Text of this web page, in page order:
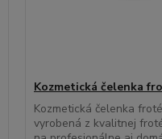
Kozmetická čelenka
Kozmetická čelenka
vyrobená z kvalitnej